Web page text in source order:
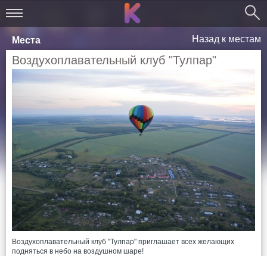
Места Назад к местам
Воздухоплавательный клуб "Тулпар"
Воздухоплавательный клуб "Тулпар" приглашает всех желающих
подняться в небо на воздушном шаре!